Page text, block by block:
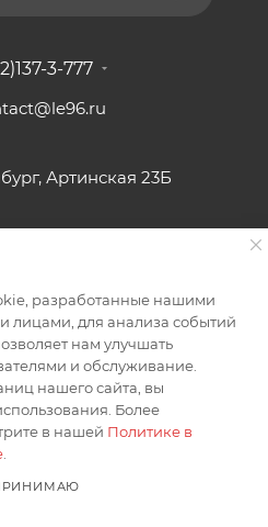
3-777
Артинская 23Б
автоаксессуаров
разработанные нашими
лицами, для анализа событий
нам улучшать
и обслуживание.
нашего сайта, вы
Более
в нашей Политике в